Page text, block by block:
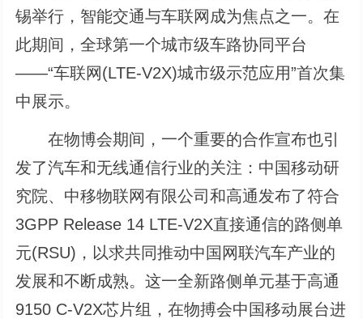
锡举行，智能交通与车联网成为焦点之一。在
此期间，全球第一个城市级车路协同平台
——“车联网(LTE-V2X)城市级示范应用”首次集
中展示。
在物博会期间，一个重要的合作宣布也引
发了汽车和无线通信行业的关注：中国移动研
究院、中移物联网有限公司和高通发布了符合
3GPP Release 14 LTE-V2X直接通信的路侧单
元(RSU)，以求共同推动中国网联汽车产业的
发展和不断成熟。这一全新路侧单元基于高通
9150 C-V2X芯片组，在物搏会中国移动展台进